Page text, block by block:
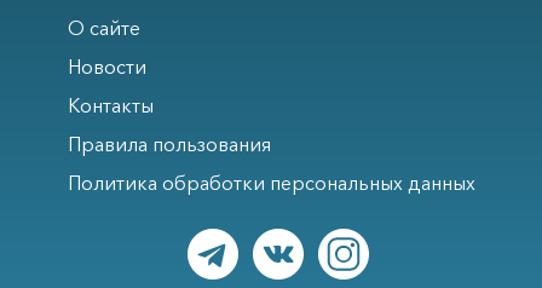
О сайте
Новости
Контакты
Правила пользования
Политика обработки персональных данных